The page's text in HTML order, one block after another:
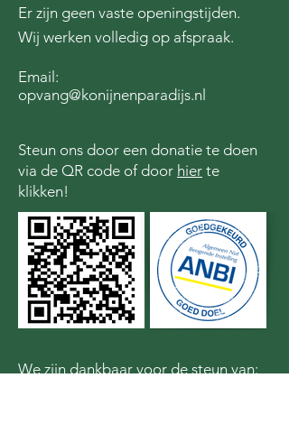
Er zijn geen vaste openingstijden.
Wij werken volledig op afspraak.
Email:
opvang@konijnenparadijs.nl
Steun ons door een donatie te doen
via de QR code of door hier te
klikken!
We zijn dankbaar voor de steun van: